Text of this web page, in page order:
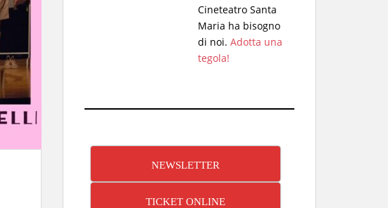
Cineteatro Santa
Maria ha bisogno
di noi. Adotta una
tegola!
NEWSLETTER
TICKET ONLINE